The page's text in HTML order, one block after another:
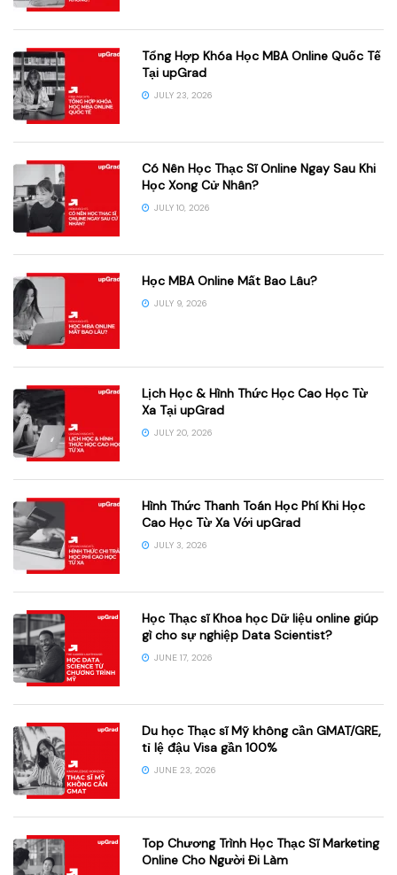
Tổng Hợp Khóa Học MBA Online Quốc Tế
Tại upGrad
JULY 23, 2026
Có Nên Học Thạc Sĩ Online Ngay Sau Khi
Học Xong Cử Nhân?
JULY 10, 2026
Học MBA Online Mất Bao Lâu?
JULY 9, 2026
Lịch Học & Hình Thức Học Cao Học Từ
Xa Tại upGrad
JULY 20, 2026
Hình Thức Thanh Toán Học Phí Khi Học
Cao Học Từ Xa Với upGrad
JULY 3, 2026
Học Thạc sĩ Khoa học Dữ liệu online giúp
gì cho sự nghiệp Data Scientist?
JUNE 17, 2026
Du học Thạc sĩ Mỹ không cần GMAT/GRE,
tỉ lệ đậu Visa gần 100%
JUNE 23, 2026
Top Chương Trình Học Thạc Sĩ Marketing
Online Cho Người Đi Làm